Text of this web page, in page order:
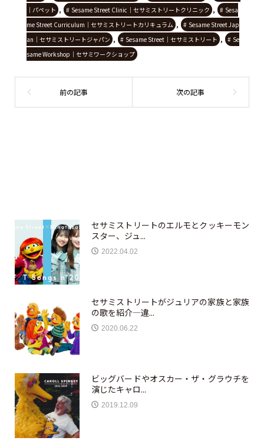
｜パペット , Sesame Street Clinic｜セサミストリートクリニック ,
Sesa
me Street Curriculum｜セサミストリートカリキュラム ,
Sesame Street Jap
an｜セサミストリートジャパン , Sesame Street｜セサミストリート ,
Se
same Workshop｜セサミワークショップ
セサミストリートのエルモとクッキーモン
スター、ジュ...
2022.04.02
セサミストリートがジュリアの家族と家族
の歌を紹介—違...
2020.06.22
ビッグバードやオスカー・ザ・グラウチを
演じたキャロ...
2019.12.09